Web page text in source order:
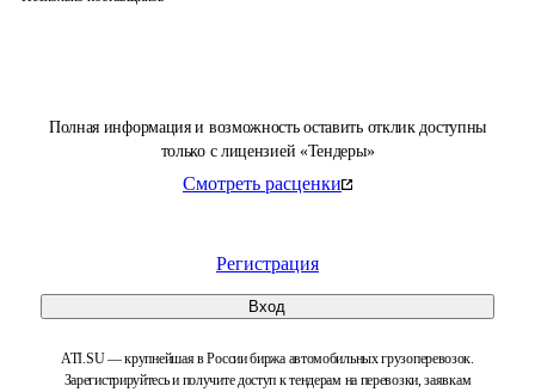
Полная информация и возможность оставить отклик доступны
только с лицензией «Тендеры»
Смотреть расценки
Регистрация
Вход
ATI.SU — крупнейшая в России биржа автомобильных грузоперевозок.
Зарегистрируйтесь и получите доступ к тендерам на перевозки, заявкам